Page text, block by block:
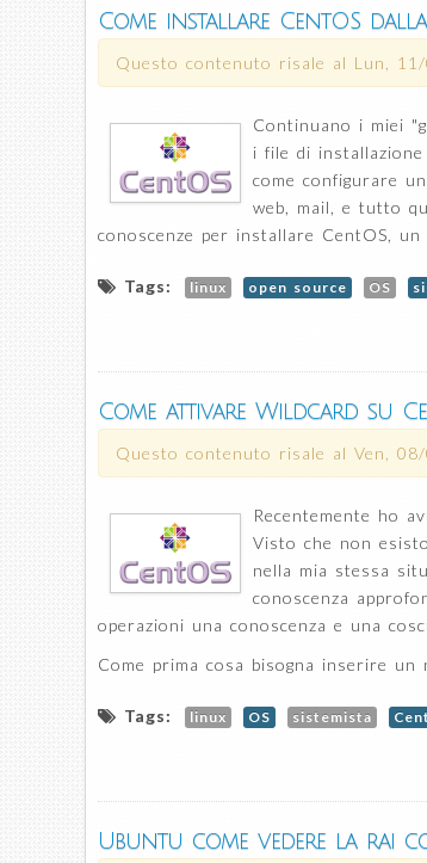
Come installare CentOS
Questo contenuto risale al Lun,
Continuano i miei
i file di
come configurare
web, mail, e tutto
conoscenze per installare CentOS,
Tags: linux open source OS
Come attivare Wildcard su
Questo contenuto risale al Ven,
Recentemente ho
Visto che non
nella mia stessa
conoscenza
operazioni una conoscenza e una
Come prima cosa bisogna inserire
Tags: linux OS sistemista
Ubuntu come vedere la rai